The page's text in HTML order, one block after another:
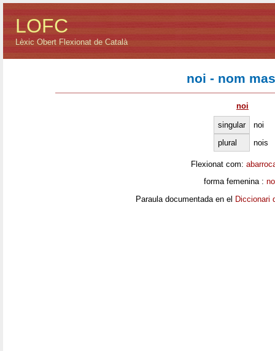
LOFC
Lèxic Obert Flexionat de Català
noi - nom
noi
singular
noi
plural
nois
Flexionat com:
forma femenina :
Paraula documentada en el Diccionari